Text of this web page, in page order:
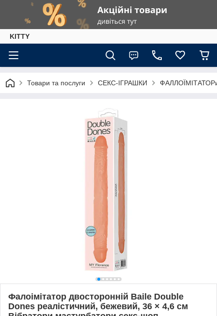
KITTY
Товари та послуги СЕКС-ІГРАШКИ
Фалоімітатор двосторонній Baile Double
Dones реалістичний, бежевий, 36 × 4,6 см